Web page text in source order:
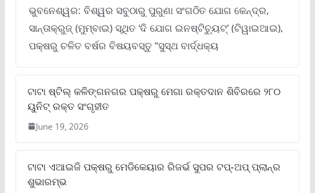
ଭୁବନେଶ୍ୱର: ବିଶ୍ୱର ସବୁଠାରୁ ପୁରୁଣା ସଂଗଠିତ ଯୋଗ କେନ୍ଦ୍ର,
ସାନ୍ତାକ୍ରୁଜ୍ (ମୁମ୍ବାଇ) ସ୍ଥିତ ‘ଦି ଯୋଗ ଇନଷ୍ଟିଚ୍ୟୁଟ୍‌’ (ଟିୱାଇଆଇ),
ପକ୍ଷରୁ ଚଳିତ ବର୍ଷର ବିଷୟବସ୍ତୁ “ସୁସ୍ଥ ବାର୍ଦ୍ଧକ୍ୟ
ଟାଟା ଷ୍ଟିଲ୍‌ କଳିଙ୍ଗନଗର ପକ୍ଷରୁ ମେଗା ରକ୍ତଦାନ ଶିବିରରେ ୨୮୦
ୟୁନିଟ୍‌ ରକ୍ତ ସଂଗୃହୀତ
June 19, 2026
ଟାଟା ଏଆଇଜି ପକ୍ଷରୁ ମେଡିକେୟାର ରିଜର୍ଭ ସୁପର ଟପ୍‌-ଅପ୍ ପ୍ଲାନ୍‌ର
ଶୁଭାରମ୍ଭ